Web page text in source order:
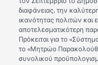
διαφάνειας, την
ικανότητας πολιτών και
αποτελεσματικότερη
Πρόκειται για το
το «Μητρώο
συνολικού